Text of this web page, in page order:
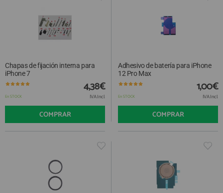
Chapas de fijación interna para
iPhone 7
En STOCK
4,38€
IVA Incl.
COMPRAR
Adhesivo de batería para iPhone
12 Pro Max
En STOCK
1,00€
IVA Incl.
COMPRAR